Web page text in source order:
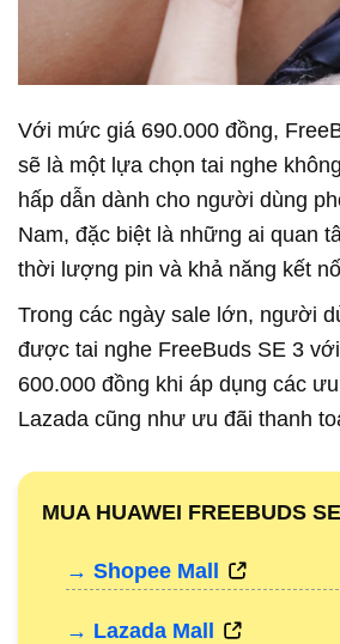
Với mức giá 690.000 đồng,
sẽ là một lựa chọn tai nghe
hấp dẫn dành cho người dùng
Nam, đặc biệt là những ai quan
thời lượng pin và khả năng kết
Trong các ngày sale lớn, người
được tai nghe FreeBuds SE 3
600.000 đồng khi áp dụng các
Lazada cũng như ưu đãi thanh
MUA HUAWEI FREEBUDS
→ Shopee Mall
→ Lazada Mall